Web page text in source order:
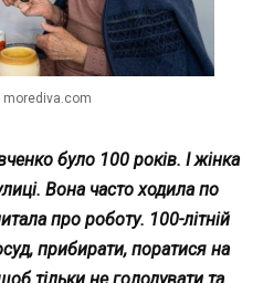
було 100 років. І жінка
Вона часто ходила по
про роботу. 100-літній
прибирати, поратися на